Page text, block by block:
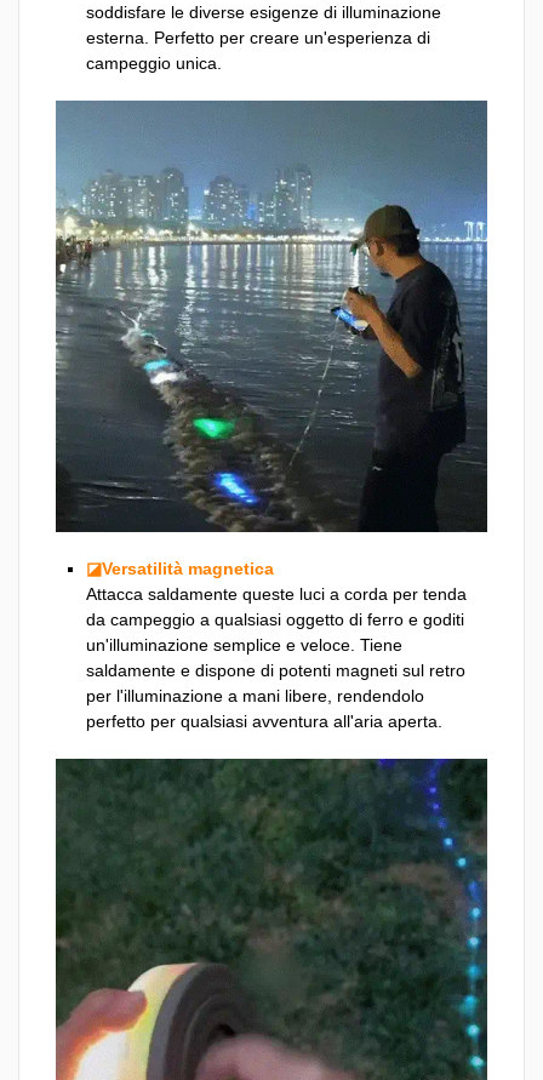
soddisfare le diverse esigenze di illuminazione
esterna. Perfetto per creare un'esperienza di
campeggio unica.
◪Versatilità magnetica
Attacca saldamente queste luci a corda per tenda
da campeggio a qualsiasi oggetto di ferro e goditi
un'illuminazione semplice e veloce. Tiene
saldamente e dispone di potenti magneti sul retro
per l'illuminazione a mani libere, rendendolo
perfetto per qualsiasi avventura all'aria aperta.